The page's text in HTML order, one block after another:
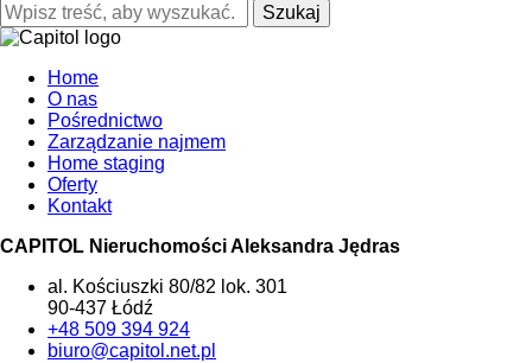
Szukaj
Home
O nas
Pośrednictwo
Zarządzanie najmem
Home staging
Oferty
Kontakt
CAPITOL Nieruchomości Aleksandra Jędras
al. Kościuszki 80/82 lok. 301
90-437 Łódź
+48 509 394 924
biuro@capitol.net.pl